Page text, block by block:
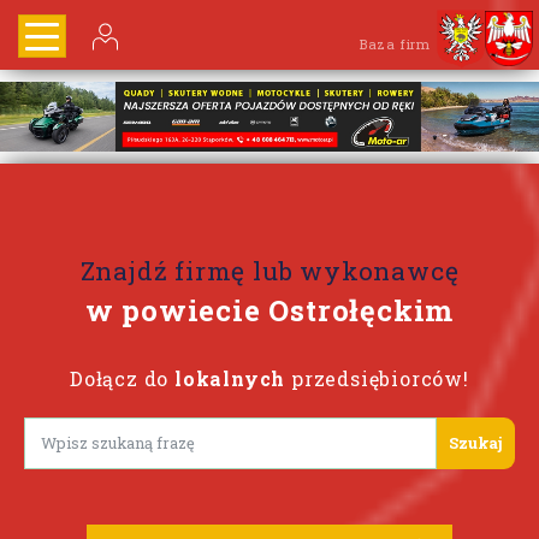
Baza firm
Znajdź firmę lub wykonawcę
w powiecie Ostrołęckim
Dołącz do lokalnych przedsiębiorców!